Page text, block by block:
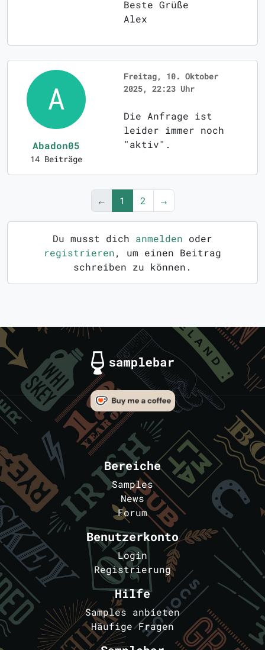
Beste Grüße
Alex
Abadon05
14 Beiträge
Freitag, 10. Oktober
2025, 22:23 Uhr
Die Anfrage ist
leider immer noch
"aktiv".
← 1 2 →
Du musst dich anmelden oder
registrieren, um einen Beitrag
schreiben zu können.
Bereiche
Samples
News
Forum
Benutzerkonto
Login
Registrierung
Hilfe
Samples anbieten
Häufige Fragen